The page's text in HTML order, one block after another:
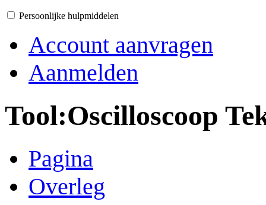
Persoonlijke hulpmiddelen
Account aanvragen
Aanmelden
Tool:Oscilloscoop
Pagina
Overleg